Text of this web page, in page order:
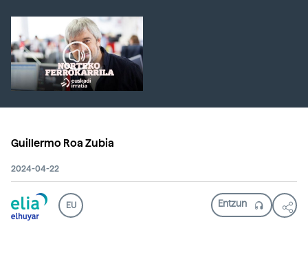
Guillermo Roa Zubia
2024-04-22
EU